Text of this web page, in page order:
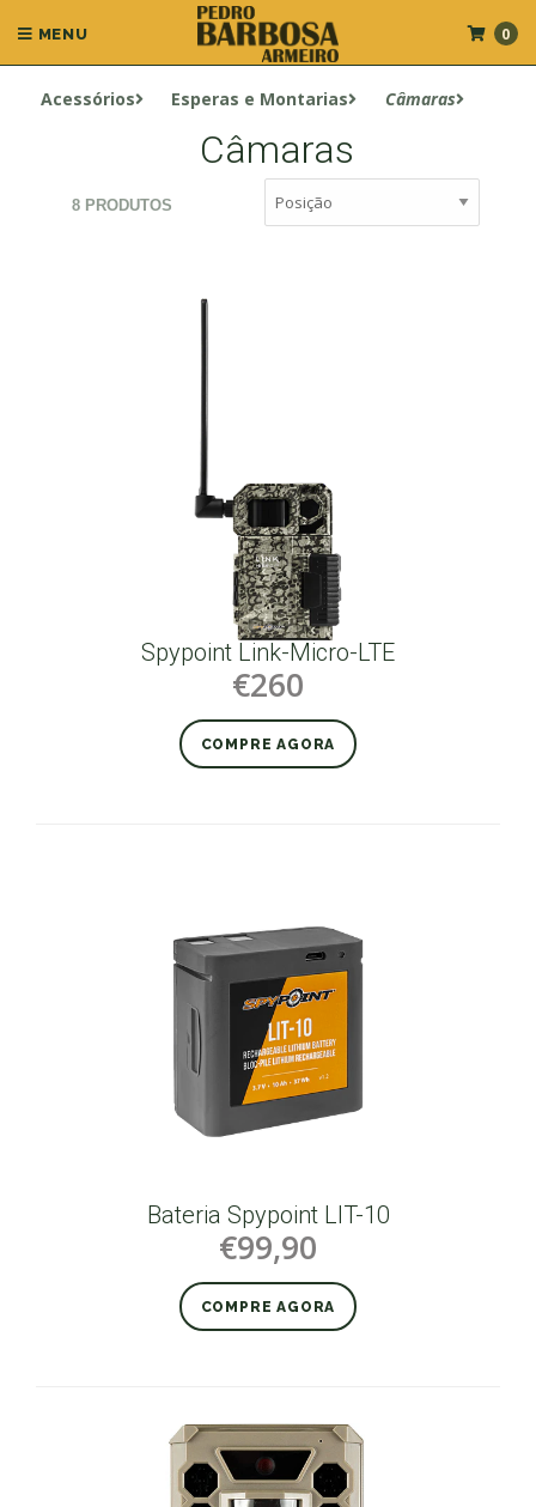
MENU 0
Acessórios Esperas e Montarias Câmaras
Câmaras
8 PRODUTOS
Spypoint Link-Micro-LTE
€260
COMPRE AGORA
Bateria Spypoint LIT-10
€99,90
COMPRE AGORA